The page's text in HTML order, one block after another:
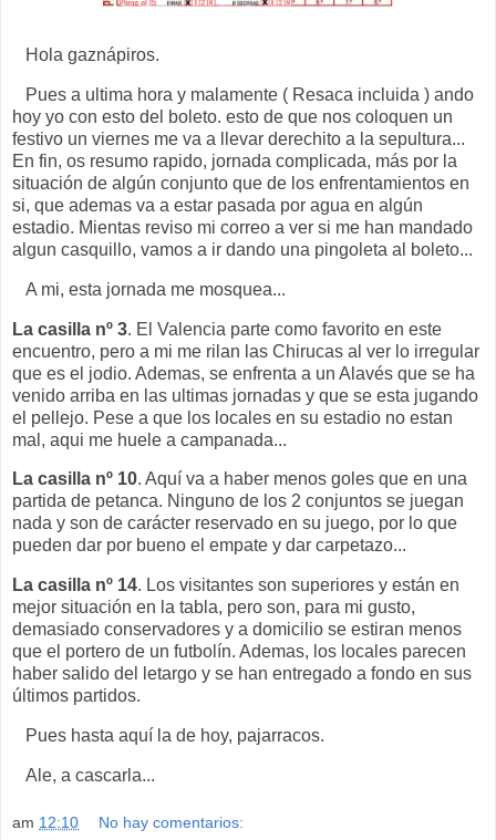
Hola gaznápiros.
Pues a ultima hora y malamente ( Resaca incluida ) ando
hoy yo con esto del boleto. esto de que nos coloquen un
festivo un viernes me va a llevar derechito a la sepultura...
En fin, os resumo rapido, jornada complicada, más por la
situación de algún conjunto que de los enfrentamientos en
si, que ademas va a estar pasada por agua en algún
estadio. Mientas reviso mi correo a ver si me han mandado
algun casquillo, vamos a ir dando una pingoleta al boleto...
A mi, esta jornada me mosquea...
La casilla nº 3. El Valencia parte como favorito en este
encuentro, pero a mi me rilan las Chirucas al ver lo irregular
que es el jodio. Ademas, se enfrenta a un Alavés que se ha
venido arriba en las ultimas jornadas y que se esta jugando
el pellejo. Pese a que los locales en su estadio no estan
mal, aqui me huele a campanada...
La casilla nº 10. Aquí va a haber menos goles que en una
partida de petanca. Ninguno de los 2 conjuntos se juegan
nada y son de carácter reservado en su juego, por lo que
pueden dar por bueno el empate y dar carpetazo...
La casilla nº 14. Los visitantes son superiores y están en
mejor situación en la tabla, pero son, para mi gusto,
demasiado conservadores y a domicilio se estiran menos
que el portero de un futbolín. Ademas, los locales parecen
haber salido del letargo y se han entregado a fondo en sus
últimos partidos.
Pues hasta aquí la de hoy, pajarracos.
Ale, a cascarla...
am 12:10 No hay comentarios: